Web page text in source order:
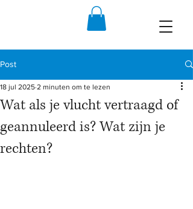
Post
Wat als je vlucht vertraagd of
geannuleerd is? Wat zijn je
rechten?
18 jul 2025 2 minuten om te lezen